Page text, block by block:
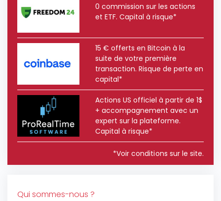
0 commission sur les actions
et ETF. Capital à risque*
15 € offerts en Bitcoin à la
suite de votre première
transaction. Risque de perte en
capital*
Actions US officiel à partir de 1$
+ accompagnement avec un
expert sur la plateforme.
Capital à risque*
*Voir conditions sur le site.
Qui sommes-nous ?